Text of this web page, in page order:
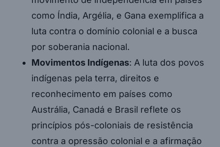
como Índia, Argélia, e Gana exemplifica a
luta contra o domínio colonial e a busca
por soberania nacional.
Movimentos Indígenas: A luta dos povos
indígenas pela terra, direitos e
reconhecimento em países como
Austrália, Canadá e Brasil reflete os
princípios pós-coloniais de resistência
contra a opressão colonial e a afirmação